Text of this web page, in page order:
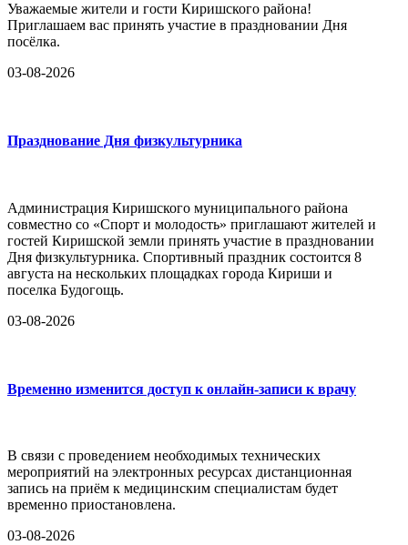
Уважаемые жители и гости Киришского района!
Приглашаем вас принять участие в праздновании Дня
посёлка.
03-08-2026
Празднование Дня физкультурника
Администрация Киришского муниципального района
совместно со «Спорт и молодость» приглашают жителей и
гостей Киришской земли принять участие в праздновании
Дня физкультурника. Спортивный праздник состоится 8
августа на нескольких площадках города Кириши и
поселка Будогощь.
03-08-2026
Временно изменится доступ к онлайн-записи к врачу
В связи с проведением необходимых технических
мероприятий на электронных ресурсах дистанционная
запись на приём к медицинским специалистам будет
временно приостановлена.
03-08-2026